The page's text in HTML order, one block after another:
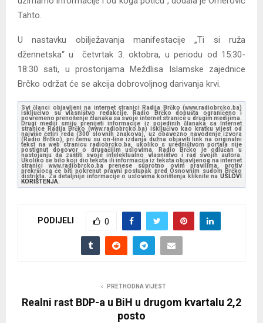
Tahto.
U nastavku obilježavanja manifestacije „Ti si ruža
džennetska“ u četvrtak 3. oktobra, u periodu od 15:30-
18:30 sati, u prostorijama Meždlisa Islamske zajednice
Brčko održat će se akcija dobrovoljnog darivanja krvi.
Svi članci objavljeni na internet stranici Radija Brčko (www.radiobrcko.ba)
isključivo su vlasništvo redakcije. Radio Brčko dopušta ograničeno i
povremeno prenošenje članaka sa svoje internet stranice u drugim medijima.
Drugi mediji smiju prenijeti informacije iz pojedinih članaka sa Internet
stranice Radija Brčko (www.radiobrcko.ba) isključivo kao kratku vijest od
najviše četiri reda (300 slovnih znakova), uz obavezno navođenje izvora
(Radio Brčko), pri čemu su on-line izdanja dužna objaviti link na originalni
tekst na web stranicu radiobrcko.ba, ukoliko s uredništvom portala nije
postignut dogovor o drugačijim uslovima. Radio Brčko je odlučan u
nastojanju da zaštiti svoje intelektualno vlasništvo i rad svojih autora.
Ukoliko se bilo koji dio teksta ili informacija iz teksta objavljenog na internet
stranici www.radiobrcko.ba prenese suprotno ovim pravilima, protiv
prekršioca će biti pokrenut pravni postupak pred Osnovnim sudom Brčko
distrikta. Za detaljnije informacije o uslovima korištenja kliknite na USLOVI
KORIŠTENJA.
PODIJELI 0
PRETHODNA VIJEST
Realni rast BDP-a u BiH u drugom kvartalu 2,2
posto